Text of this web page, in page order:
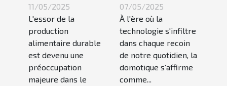
nouveautés
dans la
production
alimentaire
durable
11/05/2025
L'essor de la
production
alimentaire durable
est devenu une
préoccupation
majeure dans le
vos données
personnelles
07/05/2025
À l'ère où la
technologie s'infiltre
dans chaque recoin
de notre quotidien, la
domotique s'affirme
comme...